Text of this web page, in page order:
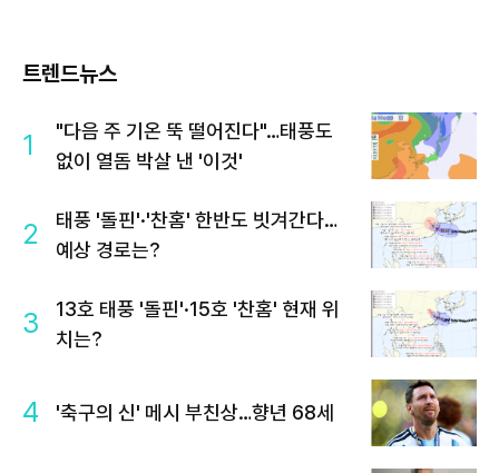
트렌드뉴스
1
"다음 주 기온 뚝 떨어진다"…태풍도
없이 열돔 박살 낸 '이것'
2
태풍 '돌핀'·'찬홈' 한반도 빗겨간다…
예상 경로는?
3
13호 태풍 '돌핀'·15호 '찬홈' 현재 위
치는?
4 '축구의 신' 메시 부친상…향년 68세